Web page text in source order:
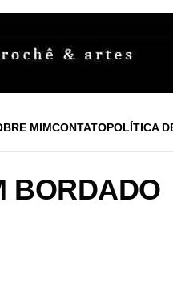
MIMCONTATOPOLÍTICA
BORDADO